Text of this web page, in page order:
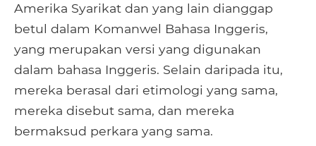
Amerika Syarikat dan yang lain dianggap
betul dalam Komanwel Bahasa Inggeris,
yang merupakan versi yang digunakan
dalam bahasa Inggeris. Selain daripada itu,
mereka berasal dari etimologi yang sama,
mereka disebut sama, dan mereka
bermaksud perkara yang sama.